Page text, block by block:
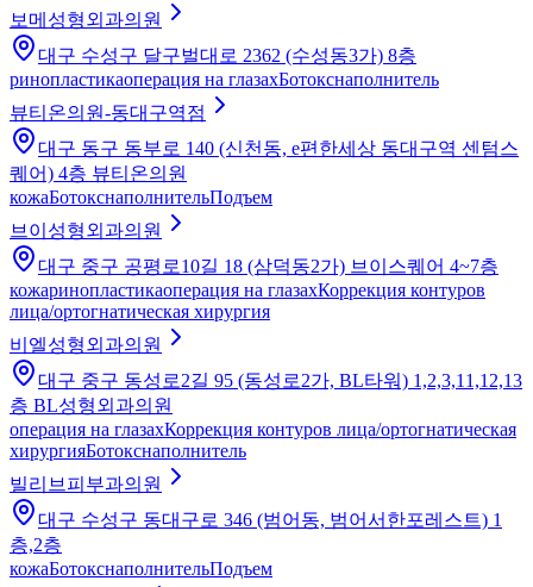
보메성형외과의원
대구 수성구 달구벌대로 2362 (수성동3가) 8층
ринопластикаоперация на глазахБотокснаполнитель
뷰티온의원-동대구역점
대구 동구 동부로 140 (신천동, e편한세상 동대구역 센텀스
퀘어) 4층 뷰티온의원
кожаБотокснаполнительПодъем
브이성형외과의원
대구 중구 공평로10길 18 (삼덕동2가) 브이스퀘어 4~7층
кожаринопластикаоперация на глазахКоррекция контуров
лица/ортогнатическая хирургия
비엘성형외과의원
대구 중구 동성로2길 95 (동성로2가, BL타워) 1,2,3,11,12,13
층 BL성형외과의원
операция на глазахКоррекция контуров лица/ортогнатическая
хирургияБотокснаполнитель
빌리브피부과의원
대구 수성구 동대구로 346 (범어동, 범어서한포레스트) 1
층,2층
кожаБотокснаполнительПодъем